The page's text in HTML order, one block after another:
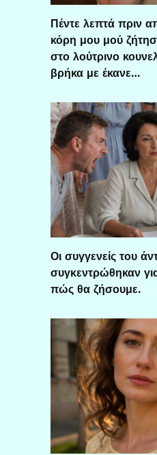
Πέντε λεπτά πριν
κόρη μου μού
στο λούτρινο
βρήκα με έκανε…
Οι συγγενείς του
συγκεντρώθηκαν
πώς θα ζήσουμε.